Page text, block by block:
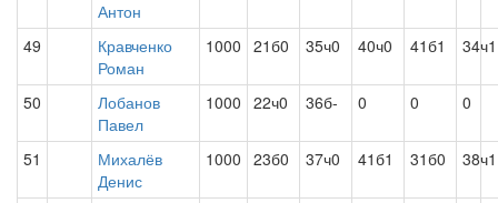
Антон
49
Кравченко
Роман
1000 21б0 35ч0 40ч0 41б1 34ч1
50
Лобанов
Павел
1000 22ч0 36б- 0 0 0
51
Михалёв
Денис
1000 23б0 37ч0 41б1 31б0 38ч1